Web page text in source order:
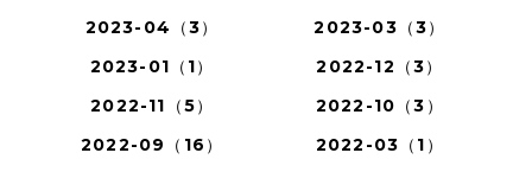
2023-04（3）
2023-03（3）
2023-01（1）
2022-12（3）
2022-11（5）
2022-10（3）
2022-09（16）
2022-03（1）